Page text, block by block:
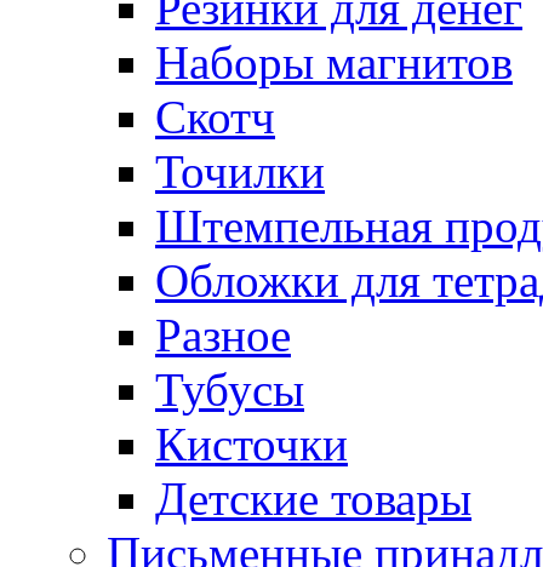
Наборы магнитов
Скотч
Точилки
Штемпельная
Обложки для
Разное
Тубусы
Кисточки
Детские товары
Письменные